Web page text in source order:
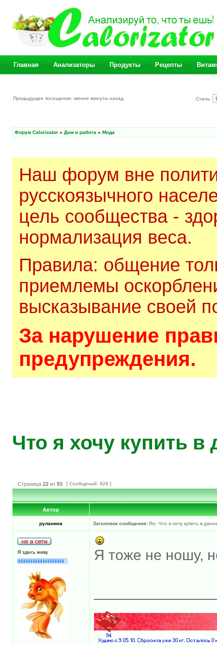
Главная Анализаторы Продукты Рецепты
Предыдущее посещение: менее минуты назад Стиль:
Форум Calorizator » Дом и работа » Мода
Наш форум вне
русскоязычного
цель сообщества -
нормализация веса.
Правила: общение
приемлемы
высказывание своей
За нарушение
предупреждения.
Что я хочу купить
Страница 22 из 93 [ Сообщений: 926 ]
Автор
руланина Заголовок сообщения: Re: Что я хочу купить в
Я здесь живу Я тоже не ношу,